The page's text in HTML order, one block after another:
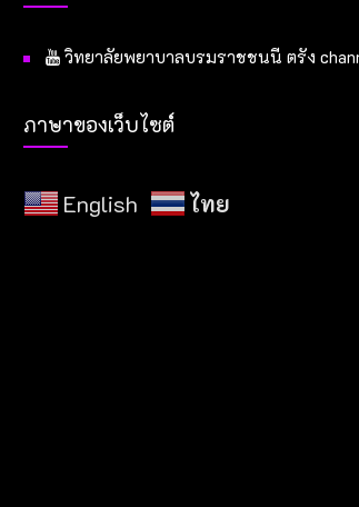
วิทยาลัยพยาบาลบรมราชชนนี ตรัง
ภาษาของเว็บไซต์
English ไทย